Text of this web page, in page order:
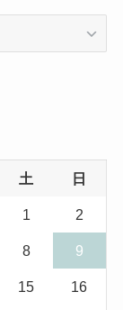
土 日
1 2
8 9
15 16